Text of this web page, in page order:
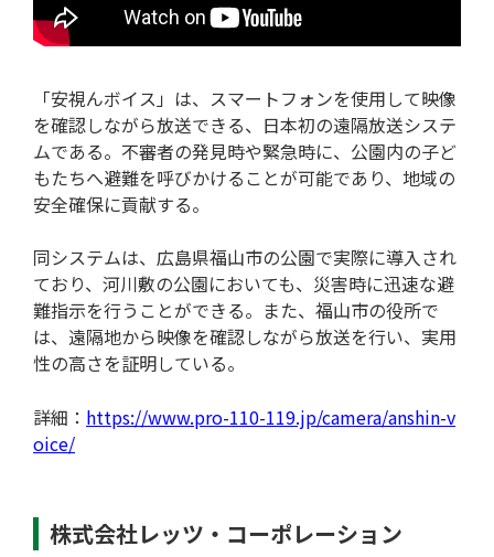
開発サポートのお願い
「安視んボイス」は、スマートフォンを使用して映像
を確認しながら放送できる、日本初の遠隔放送システ
ムである。不審者の発見時や緊急時に、公園内の子ど
もたちへ避難を呼びかけることが可能であり、地域の
安全確保に貢献する。
同システムは、広島県福山市の公園で実際に導入され
ており、河川敷の公園においても、災害時に迅速な避
難指示を行うことができる。また、福山市の役所で
は、遠隔地から映像を確認しながら放送を行い、実用
性の高さを証明している。
詳細： https://www.pro-110-119.jp/camera/anshin-v
oice/
株式会社レッツ・コーポレーション